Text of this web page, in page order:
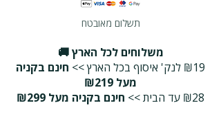
תשלום מאובטח
משלוחים לכל הארץ 🚚
₪19 לנק' איסוף בכל הארץ >>
חינם בקניה
מעל ₪219
₪28 עד הבית >>
חינם בקניה מעל ₪299